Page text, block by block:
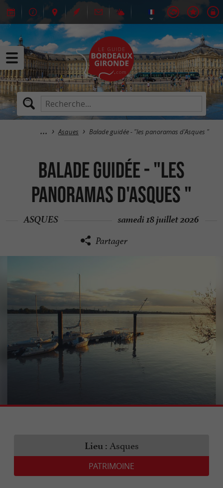
Asques Balade guidée - "les panoramas d'Asques "
Balade guidée - "les
panoramas d'Asques "
ASQUES samedi 18 juillet 2026
Partager
Lieu : Asques
PATRIMOINE